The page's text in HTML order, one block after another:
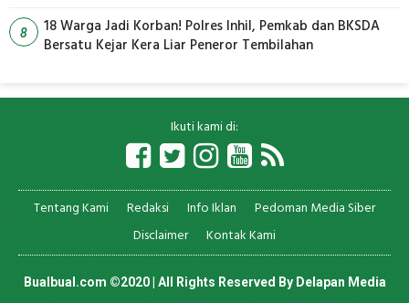
8
18 Warga Jadi Korban! Polres Inhil, Pemkab dan BKSDA
Bersatu Kejar Kera Liar Peneror Tembilahan
Ikuti kami di:
Tentang Kami Redaksi Info Iklan
Pedoman Media Siber
Disclaimer
Kontak Kami
Bualbual.com ©2020 | All Rights Reserved ByDelapan Media